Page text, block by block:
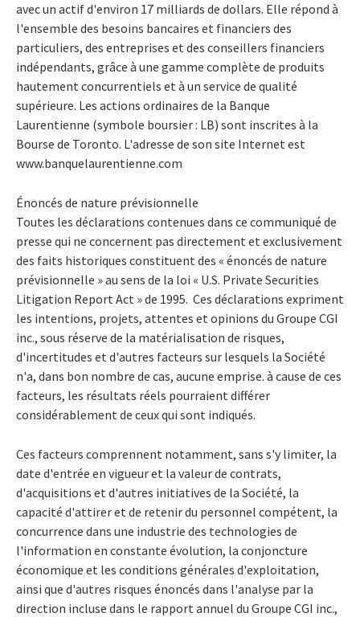
avec un actif d'environ 17 milliards de dollars. Elle répond à
l'ensemble des besoins bancaires et financiers des
particuliers, des entreprises et des conseillers financiers
indépendants, grâce à une gamme complète de produits
hautement concurrentiels et à un service de qualité
supérieure. Les actions ordinaires de la Banque
Laurentienne (symbole boursier : LB) sont inscrites à la
Bourse de Toronto. L'adresse de son site Internet est
www.banquelaurentienne.com
Énoncés de nature prévisionnelle
Toutes les déclarations contenues dans ce communiqué de
presse qui ne concernent pas directement et exclusivement
des faits historiques constituent des « énoncés de nature
prévisionnelle » au sens de la loi « U.S. Private Securities
Litigation Report Act » de 1995. Ces déclarations expriment
les intentions, projets, attentes et opinions du Groupe CGI
inc., sous réserve de la matérialisation de risques,
d'incertitudes et d'autres facteurs sur lesquels la Société
n'a, dans bon nombre de cas, aucune emprise. à cause de ces
facteurs, les résultats réels pourraient différer
considérablement de ceux qui sont indiqués.
Ces facteurs comprennent notamment, sans s'y limiter, la
date d'entrée en vigueur et la valeur de contrats,
d'acquisitions et d'autres initiatives de la Société, la
capacité d'attirer et de retenir du personnel compétent, la
concurrence dans une industrie des technologies de
l'information en constante évolution, la conjoncture
économique et les conditions générales d'exploitation,
ainsi que d'autres risques énoncés dans l'analyse par la
direction incluse dans le rapport annuel du Groupe CGI inc.,